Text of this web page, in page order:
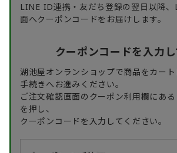
LINE ID連携・友だち登録の翌日以降
面へクーポンコードをお届けします。
クーポンコードを入力
湖池屋オンランショップで商品をカー
手続きへお進みください。
ご注文確認画面のクーポン利用欄にあ
を押し、
クーポンコードを入力してください。